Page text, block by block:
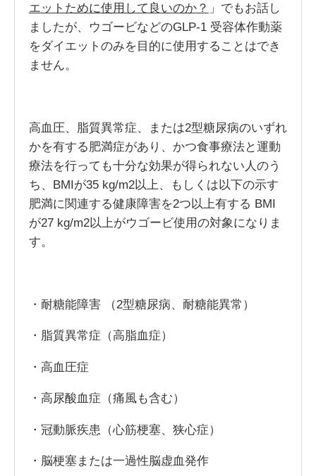
エットために使用して良いのか？ 」でもお話し
ましたが、ウゴービなどのGLP-1 受容体作動薬
をダイエットのみを目的に使用することはでき
ません。
高血圧、脂質異常症、または2型糖尿病のいずれ
かを有する肥満症があり、かつ食事療法と運動
療法を行っても十分な効果が得られない人のう
ち、BMIが35 kg/m2以上、もしくは以下の示す
肥満に関連する健康障害を2つ以上有する BMI
が27 kg/m2以上がウゴービ使用の対象になりま
す。
・耐糖能障害 （2型糖尿病、耐糖能異常）
・脂質異常症（高脂血症）
・高血圧症
・高尿酸血症（痛風も含む）
・冠動脈疾患（心筋梗塞、狭心症）
・脳梗塞または一過性脳虚血発作